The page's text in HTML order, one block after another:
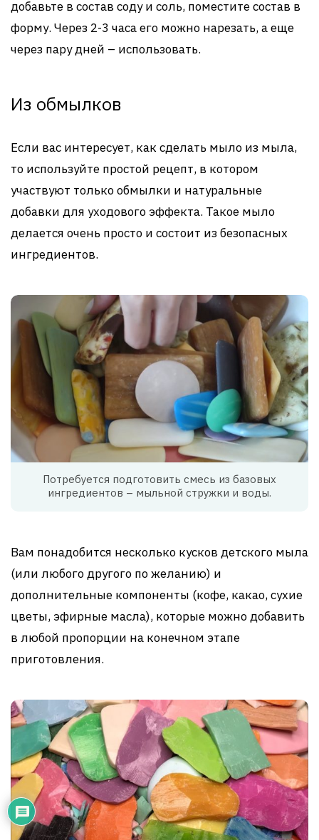
добавьте в состав соду и соль, поместите состав в
форму. Через 2-3 часа его можно нарезать, а еще
через пару дней – использовать.
Из обмылков
Если вас интересует, как сделать мыло из мыла,
то используйте простой рецепт, в котором
участвуют только обмылки и натуральные
добавки для уходового эффекта. Такое мыло
делается очень просто и состоит из безопасных
ингредиентов.
Потребуется подготовить смесь из базовых
ингредиентов – мыльной стружки и воды.
Вам понадобится несколько кусков детского мыла
(или любого другого по желанию) и
дополнительные компоненты (кофе, какао, сухие
цветы, эфирные масла), которые можно добавить
в любой пропорции на конечном этапе
приготовления.